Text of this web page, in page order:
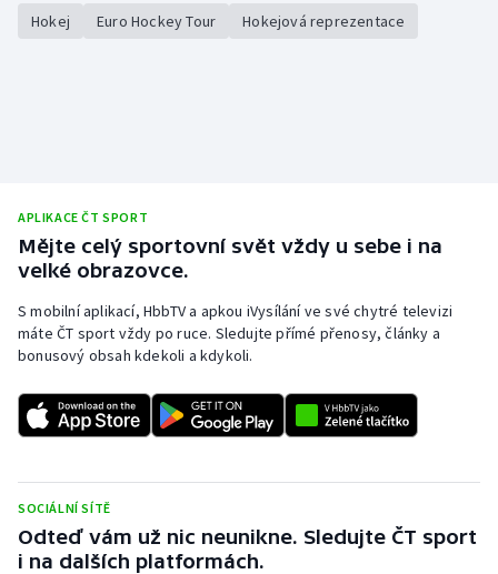
Hokej Euro Hockey Tour Hokejová reprezentace
APLIKACE ČT SPORT
Mějte celý sportovní svět vždy u sebe i na
velké obrazovce.
S mobilní aplikací, HbbTV a apkou iVysílání ve své chytré televizi
máte ČT sport vždy po ruce. Sledujte přímé přenosy, články a
bonusový obsah kdekoli a kdykoli.
SOCIÁLNÍ SÍTĚ
Odteď vám už nic neunikne. Sledujte ČT sport
i na dalších platformách.